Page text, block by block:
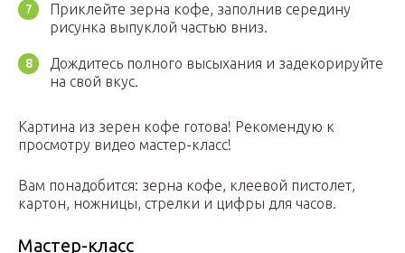
Приклейте зерна кофе, заполнив середину
рисунка выпуклой частью вниз.
Дождитесь полного высыхания и задекорируйте
на свой вкус.
Картина из зерен кофе готова! Рекомендую к
просмотру видео мастер-класс!
Вам понадобится: зерна кофе, клеевой пистолет,
картон, ножницы, стрелки и цифры для часов.
Мастер-класс